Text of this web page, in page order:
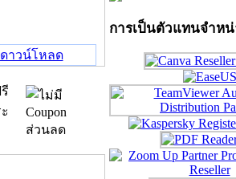
ดาวน์โหลด
การเป็นตัวแทนจำห